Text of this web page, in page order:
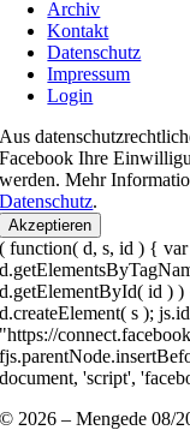
Archiv
Kontakt
Datenschutz
Impressum
Login
Aus
Facebook Ihre
werden. Mehr
Datenschutz.
Akzeptieren
( function( d, s, id ) {
d.getElementById( id )
d.createElement( s );
"https://
document, 'script',
© 2026 – Mengede 08/